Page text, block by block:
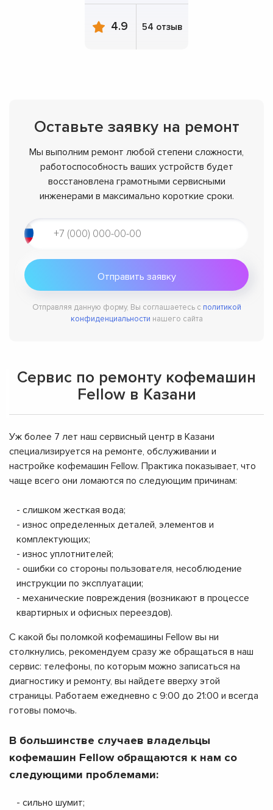
4.9 54 отзыв
Оставьте заявку на ремонт
Мы выполним ремонт любой степени сложности,
работоспособность ваших устройств будет
восстановлена грамотными сервисными
инженерами в максимально короткие сроки.
Отправляя данную форму, Вы соглашаетесь с политикой
конфиденциальности нашего сайта
Сервис по ремонту кофемашин
Fellow в Казани
Уж более 7 лет наш сервисный центр в Казани
специализируется на ремонте, обслуживании и
настройке кофемашин Fellow. Практика показывает, что
чаще всего они ломаются по следующим причинам:
- слишком жесткая вода;
- износ определенных деталей, элементов и
комплектующих;
- износ уплотнителей;
- ошибки со стороны пользователя, несоблюдение
инструкции по эксплуатации;
- механические повреждения (возникают в процессе
квартирных и офисных переездов).
С какой бы поломкой кофемашины Fellow вы ни
столкнулись, рекомендуем сразу же обращаться в наш
сервис: телефоны, по которым можно записаться на
диагностику и ремонту, вы найдете вверху этой
страницы. Работаем ежедневно с 9:00 до 21:00 и всегда
готовы помочь.
В большинстве случаев владельцы
кофемашин Fellow обращаются к нам со
следующими проблемами:
- сильно шумит;